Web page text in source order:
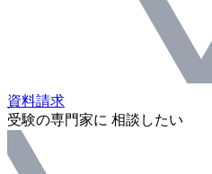
資料請求
受験の専門家に 相談したい